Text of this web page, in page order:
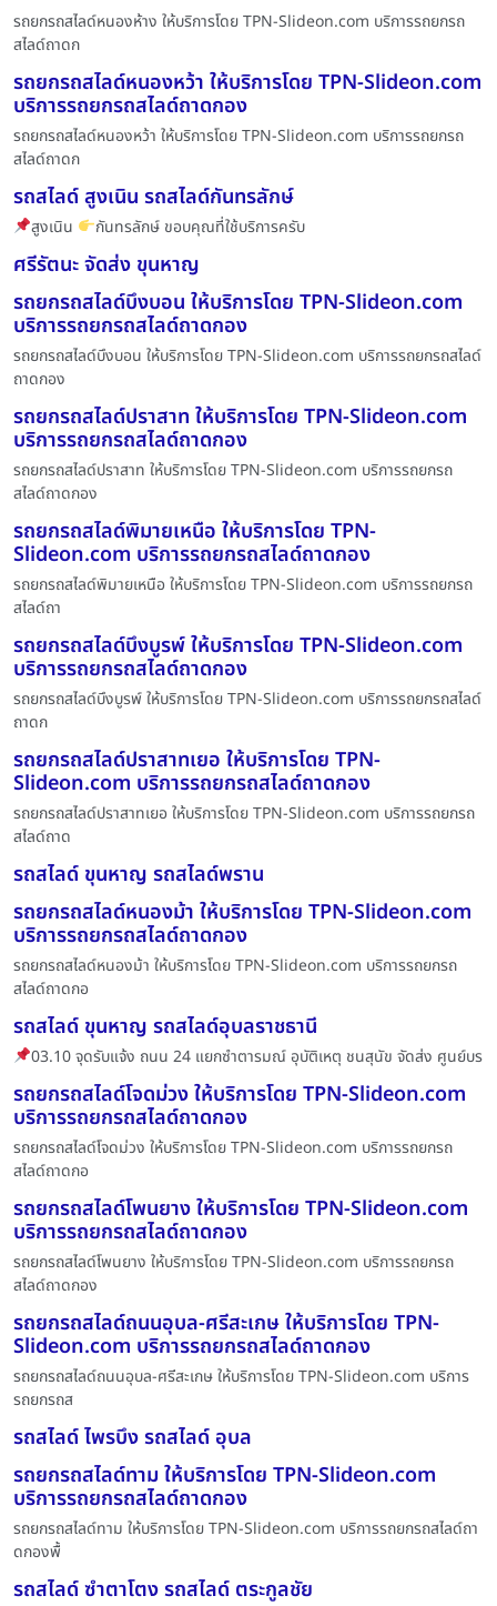
รถยกรถสไลด์หนองห้าง ให้บริการโดย TPN-Slideon.com บริการรถยกรถ
สไลด์ถาดก
รถยกรถสไลด์หนองหว้า ให้บริการโดย TPN-Slideon.com
บริการรถยกรถสไลด์ถาดกอง
รถยกรถสไลด์หนองหว้า ให้บริการโดย TPN-Slideon.com บริการรถยกรถ
สไลด์ถาดก
รถสไลด์ สูงเนิน รถสไลด์กันทรลักษ์
สูงเนิน กันทรลักษ์ ขอบคุณที่ใช้บริการครับ
ศรีรัตนะ จัดส่ง ขุนหาญ
รถยกรถสไลด์บึงบอน ให้บริการโดย TPN-Slideon.com
บริการรถยกรถสไลด์ถาดกอง
รถยกรถสไลด์บึงบอน ให้บริการโดย TPN-Slideon.com บริการรถยกรถสไลด์
ถาดกอง
รถยกรถสไลด์ปราสาท ให้บริการโดย TPN-Slideon.com
บริการรถยกรถสไลด์ถาดกอง
รถยกรถสไลด์ปราสาท ให้บริการโดย TPN-Slideon.com บริการรถยกรถ
สไลด์ถาดกอง
รถยกรถสไลด์พิมายเหนือ ให้บริการโดย TPN-
Slideon.com บริการรถยกรถสไลด์ถาดกอง
รถยกรถสไลด์พิมายเหนือ ให้บริการโดย TPN-Slideon.com บริการรถยกรถ
สไลด์ถา
รถยกรถสไลด์บึงบูรพ์ ให้บริการโดย TPN-Slideon.com
บริการรถยกรถสไลด์ถาดกอง
รถยกรถสไลด์บึงบูรพ์ ให้บริการโดย TPN-Slideon.com บริการรถยกรถสไลด์
ถาดก
รถยกรถสไลด์ปราสาทเยอ ให้บริการโดย TPN-
Slideon.com บริการรถยกรถสไลด์ถาดกอง
รถยกรถสไลด์ปราสาทเยอ ให้บริการโดย TPN-Slideon.com บริการรถยกรถ
สไลด์ถาด
รถสไลด์ ขุนหาญ รถสไลด์พราน
รถยกรถสไลด์หนองม้า ให้บริการโดย TPN-Slideon.com
บริการรถยกรถสไลด์ถาดกอง
รถยกรถสไลด์หนองม้า ให้บริการโดย TPN-Slideon.com บริการรถยกรถ
สไลด์ถาดกอ
รถสไลด์ ขุนหาญ รถสไลด์อุบลราชธานี
03.10 จุดรับแจ้ง ถนน 24 แยกซำตารมณ์ อุบัติเหตุ ชนสุนัข จัดส่ง ศูนย์บร
รถยกรถสไลด์โจดม่วง ให้บริการโดย TPN-Slideon.com
บริการรถยกรถสไลด์ถาดกอง
รถยกรถสไลด์โจดม่วง ให้บริการโดย TPN-Slideon.com บริการรถยกรถ
สไลด์ถาดกอ
รถยกรถสไลด์โพนยาง ให้บริการโดย TPN-Slideon.com
บริการรถยกรถสไลด์ถาดกอง
รถยกรถสไลด์โพนยาง ให้บริการโดย TPN-Slideon.com บริการรถยกรถ
สไลด์ถาดกอง
รถยกรถสไลด์ถนนอุบล-ศรีสะเกษ ให้บริการโดย TPN-
Slideon.com บริการรถยกรถสไลด์ถาดกอง
รถยกรถสไลด์ถนนอุบล-ศรีสะเกษ ให้บริการโดย TPN-Slideon.com บริการ
รถยกรถส
รถสไลด์ ไพรบึง รถสไลด์ อุบล
รถยกรถสไลด์ทาม ให้บริการโดย TPN-Slideon.com
บริการรถยกรถสไลด์ถาดกอง
รถยกรถสไลด์ทาม ให้บริการโดย TPN-Slideon.com บริการรถยกรถสไลด์ถา
ดกองพื้
รถสไลด์ ซำตาโตง รถสไลด์ ตระกูลชัย